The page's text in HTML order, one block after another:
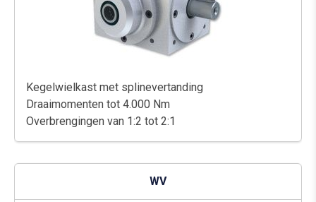
Kegelwielkast met splinevertanding
Draaimomenten tot 4.000 Nm
Overbrengingen van 1:2 tot 2:1
WV